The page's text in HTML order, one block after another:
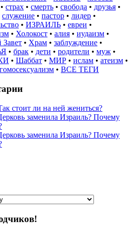
• страх • смерть • свобода • друзья •
служение • пастор • лидер •
• ИЗРАИЛЬ • евреи •
• Холокост • алия • иудаизм •
• Храм • заблуждение •
• брак • дети • родители • муж •
• Шаббат • МИР • ислам • атеизм •
гомосексуализм • ВСЕ ТЕГИ
стоит ли на ней жениться?
заменила Израиль? Почему
заменила Израиль? Почему